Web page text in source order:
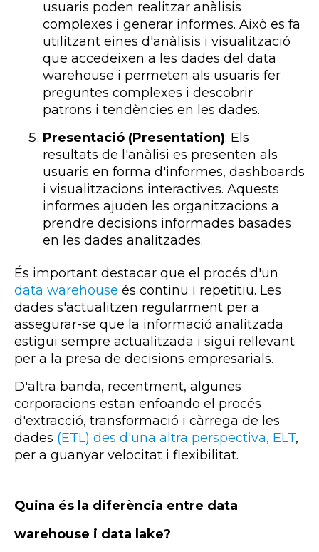
usuaris poden realitzar anàlisis
complexes i generar informes. Això es fa
utilitzant eines d'anàlisis i visualització
que accedeixen a les dades del data
warehouse i permeten als usuaris fer
preguntes complexes i descobrir
patrons i tendències en les dades.
Presentació (Presentation): Els
resultats de l'anàlisi es presenten als
usuaris en forma d'informes, dashboards
i visualitzacions interactives. Aquests
informes ajuden les organitzacions a
prendre decisions informades basades
en les dades analitzades.
És important destacar que el procés d'un
data warehouse és continu i repetitiu. Les
dades s'actualitzen regularment per a
assegurar-se que la informació analitzada
estigui sempre actualitzada i sigui rellevant
per a la presa de decisions empresarials.
D'altra banda, recentment, algunes
corporacions estan enfoando el procés
d'extracció, transformació i càrrega de les
dades (ETL) des d'una altra perspectiva, ELT,
per a guanyar velocitat i flexibilitat.
Quina és la diferència entre data
warehouse i data lake?